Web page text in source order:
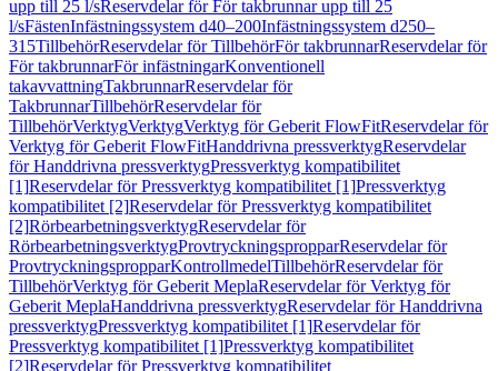
upp till 25 l/sReservdelar för För takbrunnar upp till 25
l/sFästenInfästningssystem d40–200Infästningssystem d250–
315TillbehörReservdelar för TillbehörFör takbrunnarReservdelar för
För takbrunnarFör infästningarKonventionell
takavvattningTakbrunnarReservdelar för
TakbrunnarTillbehörReservdelar för
TillbehörVerktygVerktygVerktyg för Geberit FlowFitReservdelar för
Verktyg för Geberit FlowFitHanddrivna pressverktygReservdelar
för Handdrivna pressverktygPressverktyg kompatibilitet
[1]Reservdelar för Pressverktyg kompatibilitet [1]Pressverktyg
kompatibilitet [2]Reservdelar för Pressverktyg kompatibilitet
[2]RörbearbetningsverktygReservdelar för
RörbearbetningsverktygProvtryckningspropparReservdelar för
ProvtryckningspropparKontrollmedelTillbehörReservdelar för
TillbehörVerktyg för Geberit MeplaReservdelar för Verktyg för
Geberit MeplaHanddrivna pressverktygReservdelar för Handdrivna
pressverktygPressverktyg kompatibilitet [1]Reservdelar för
Pressverktyg kompatibilitet [1]Pressverktyg kompatibilitet
[2]Reservdelar för Pressverktyg kompatibilitet